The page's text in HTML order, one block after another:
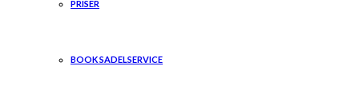
PRISER
BOOK SADELSERVICE